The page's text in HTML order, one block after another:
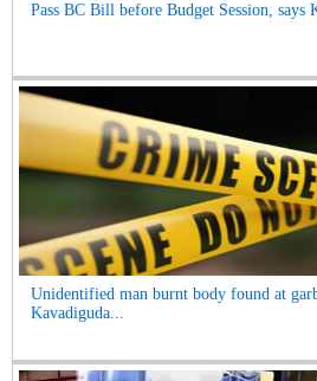
Pass BC Bill before Budget Session, says
Unidentified man burnt body found at
Kavadiguda...